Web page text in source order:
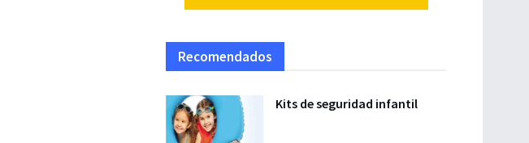
Recomendados
Kits de seguridad infantil